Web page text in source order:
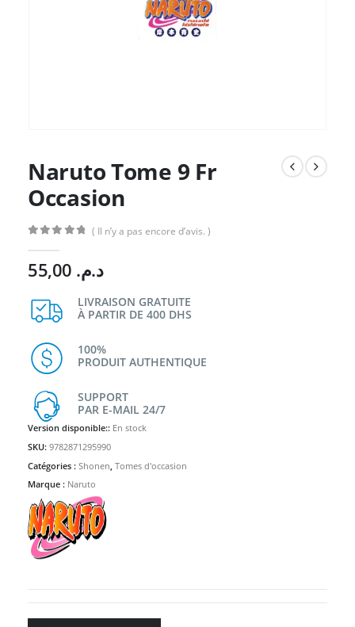
Naruto Tome 9 Fr
Occasion
( Il n’y a pas encore d’avis. )
د.م.
LIVRAISON GRATUITE
À PARTIR DE 400 DHS
100%
PRODUIT AUTHENTIQUE
SUPPORT
PAR E-MAIL 24/7
Version disponible:: En stock
SKU: 9782871295990
Catégories : Shonen Tomes d'occasion
Marque : Naruto